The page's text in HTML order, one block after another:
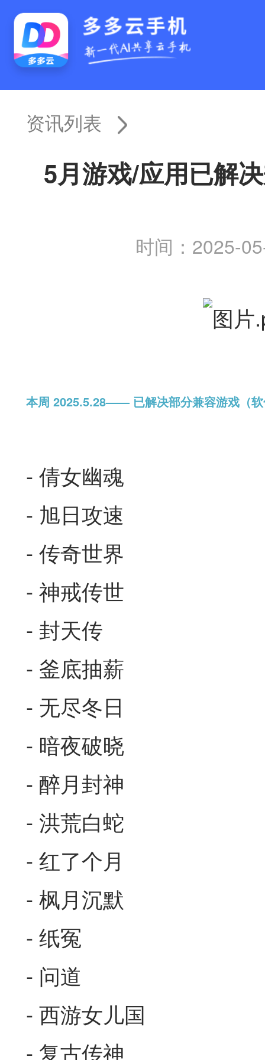
资讯列表
5月游戏/应用已解
时间：2025-
本周 2025.5.28—— 已解决部分兼容游戏（
- 倩女幽魂
- 旭日攻速
- 传奇世界
- 神戒传世
- 封天传
- 釜底抽薪
- 无尽冬日
- 暗夜破晓
- 醉月封神
- 洪荒白蛇
- 红了个月
- 枫月沉默
- 纸冤
- 问道
- 西游女儿国
- 复古传神